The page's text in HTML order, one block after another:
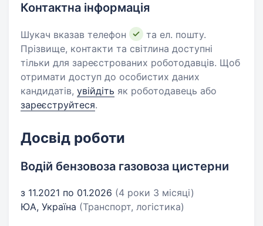
Контактна інформація
Шукач вказав телефон
та ел. пошту.
Прізвище, контакти та світлина доступні
тільки для зареєстрованих роботодавців. Щоб
отримати доступ до особистих даних
кандидатів, увійдіть як роботодавець або
зареєструйтеся.
Досвід роботи
Водій бензовоза газовоза цистерни
з 11.2021 по 01.2026 (4 роки 3 місяці)
ЮА, Україна (Транспорт, логістика)